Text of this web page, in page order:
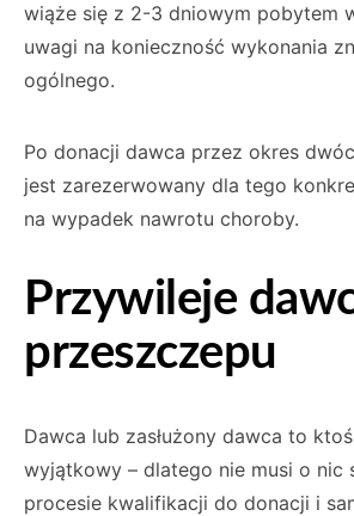
wiąże się z 2-3 dniowym pobytem
uwagi na konieczność wy­konania
ogólnego.
Po donacji dawca przez okres
jest zarezerwowany dla tego
na wypadek nawrotu choroby.
Przywileje
przeszczepu
Dawca lub zasłużony dawca to
wyjątkowy – dlatego nie musi o nic
procesie kwalifikacji do donacji i